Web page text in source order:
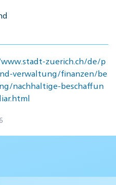
zuerich.ch/de/p
verwaltung/finanzen/be
nachhaltige-beschaffun